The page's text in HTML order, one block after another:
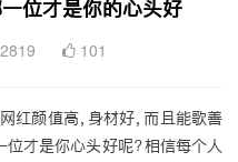
位才是你的心头好
101
红颜值高，身材好，而且能歌善
位才是你心头好呢？相信每个人